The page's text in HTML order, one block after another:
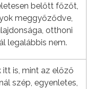
belőtt főzőt,
meggyőződve,
otthoni
legalábbis nem.
itt is, mint az előző
szép, egyenletes,